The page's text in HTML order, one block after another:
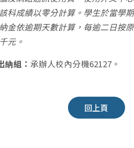
科成績以零分計算。學生於當學
金依逾期天數計算，每逾二日按
元。
納組：承辦人校內分機62127。
回上頁